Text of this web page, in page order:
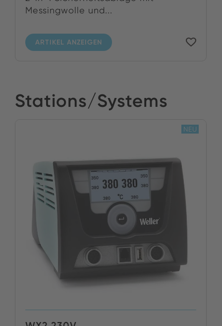
Messingwolle und...
ARTIKEL ANZEIGEN
Stations/Systems
NEU